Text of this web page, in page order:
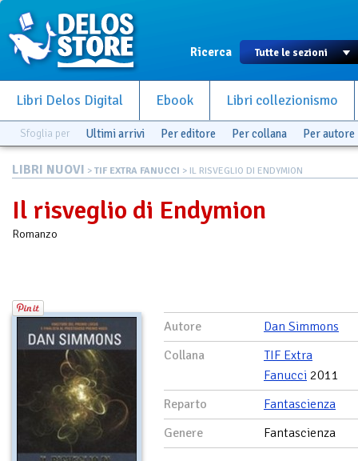
Ricerca
Libri Delos Digital Ebook Libri collezionismo
Sfoglia per Ultimi arrivi Per editore Per collana Per autore
LIBRI NUOVI > TIF EXTRA FANUCCI > IL RISVEGLIO DI ENDYMION
Il risveglio di Endymion
Romanzo
Autore
Dan Simmons
Collana
TIF Extra
Fanucci 2011
Reparto
Fantascienza
Genere
Fantascienza